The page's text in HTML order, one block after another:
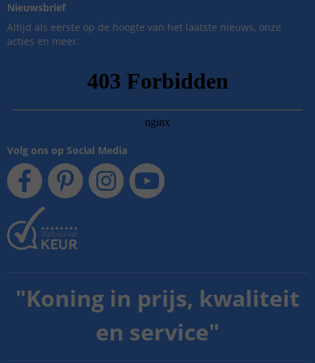
Nieuwsbrief
Altijd als eerste op de hoogte van het laatste nieuws, onze
acties en meer.
Volg ons op Social Media
"Koning in prijs, kwaliteit
en service"